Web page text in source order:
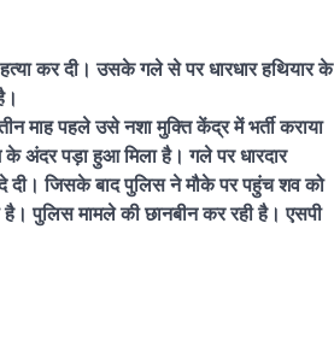
कर दी। उसके गले से पर धारधार हथियार के
माह पहले उसे नशा मुक्ति केंद्र में भर्ती कराया
के अंदर पड़ा हुआ मिला है। गले पर धारदार
दी। जिसके बाद पुलिस ने मौके पर पहुंच शव को
पुलिस मामले की छानबीन कर रही है। एसपी